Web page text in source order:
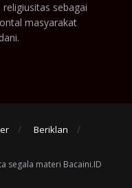
sebagai
masyarakat
Beriklan
segala materi Bacaini.ID